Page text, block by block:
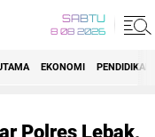
SABTU
8 08 2026
EKONOMI PENDIDIKAN
Polres Lebak,